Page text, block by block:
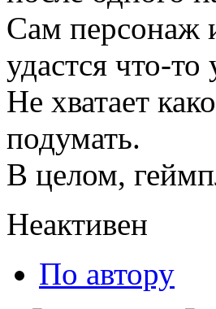
Сам персонаж
удастся что-то
Не хватает
подумать.
В целом,
Неактивен
По автору